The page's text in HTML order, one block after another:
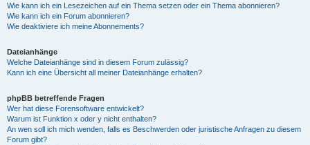
Wie kann ich ein Lesezeichen auf ein Thema setzen oder ein Thema abonnieren?
Wie kann ich ein Forum abonnieren?
Wie deaktiviere ich meine Abonnements?
Dateianhänge
Welche Dateianhänge sind in diesem Forum zulässig?
Kann ich eine Übersicht all meiner Dateianhänge erhalten?
phpBB betreffende Fragen
Wer hat diese Forensoftware entwickelt?
Warum ist Funktion x oder y nicht enthalten?
An wen soll ich mich wenden, falls es Beschwerden oder juristische Anfragen zu diesem
Forum gibt?